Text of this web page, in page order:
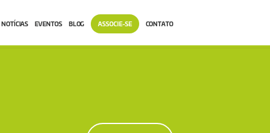
NOTÍCIAS EVENTOS BLOG ASSOCIE-SE CONTATO